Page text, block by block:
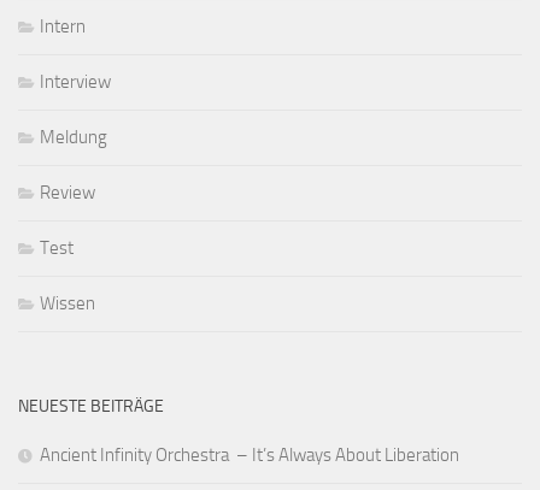
Intern
Interview
Meldung
Review
Test
Wissen
NEUESTE BEITRÄGE
Ancient Infinity Orchestra – It’s Always About Liberation